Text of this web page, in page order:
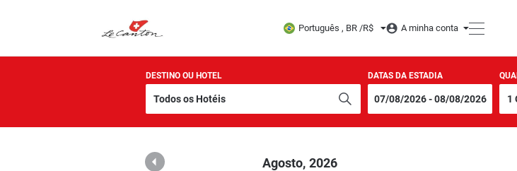
Português , BR /R$ A minha conta
DESTINO OU HOTEL DATAS DA ESTADIA
Agosto, 2026